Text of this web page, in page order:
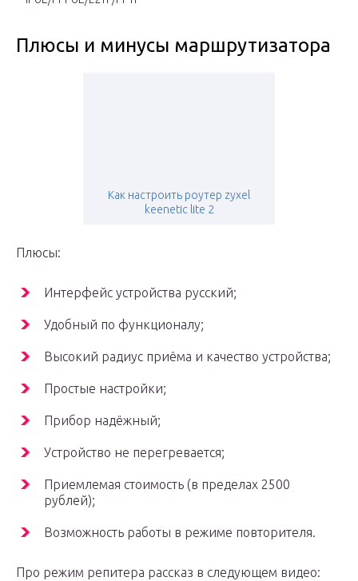
Плюсы и минусы маршрутизатора
Как настроить роутер zyxel
keenetic lite 2
Плюсы:
Интерфейс устройства русский;
Удобный по функционалу;
Высокий радиус приёма и качество устройства;
Простые настройки;
Прибор надёжный;
Устройство не перегревается;
Приемлемая стоимость (в пределах 2500
рублей);
Возможность работы в режиме повторителя.
Про режим репитера рассказ в следующем видео: